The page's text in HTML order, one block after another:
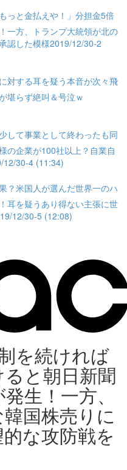
っと金払えや！」分担金5倍
一方、トランプ大統領が北の
認した模様2019/12/30-2
対する耳を疑う本音が次々飛
堪らず絶叫＆号泣ｗ
して事業として終わったも同
の企業が100社以上？自業自
12/30-4 (11:34)
？米国人が選んだ世界一のハ
耳を疑うあり得ない主張に世
12/30-5 (12:08)
を続ければ
と朝日新聞
生！一方、
国株売りに
な攻防戦を